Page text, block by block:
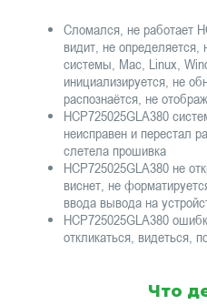
Сломался, не работает
видит, не определяется,
системы, Mac, Linux,
инициализируется, не
распознаётся, не
HCP725025GLA380
неисправен и перестал
слетела прошивка
HCP725025GLA380 не
виснет, не
ввода вывода на
HCP725025GLA380
откликаться, видеться,
Что